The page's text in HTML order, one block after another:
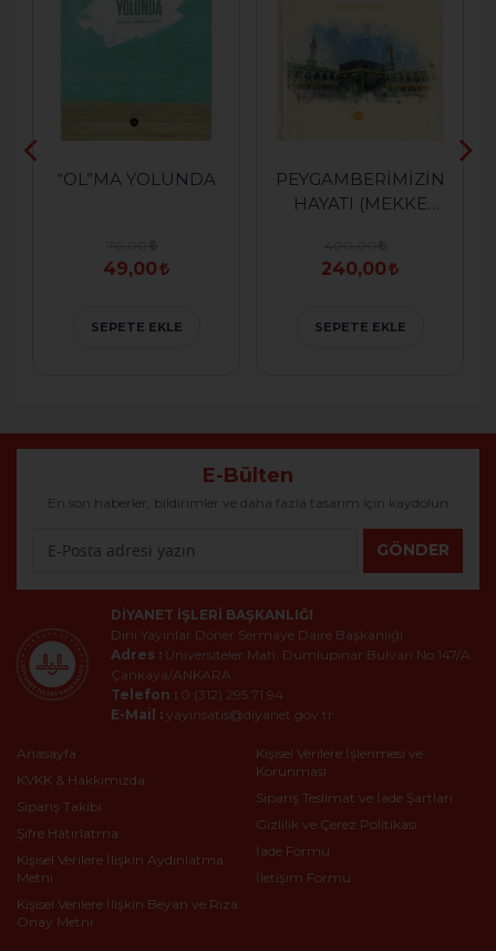
“OL”MA YOLUNDA
49,00
SEPETE EKLE
PEYGAMBERİMİZİN
HAYATI (MEKKE
240,00
SEPETE EKLE
E-Bülten
En son haberler, bildirimler ve daha fazla tasarım için kaydolun
GÖNDER
DIYANET İŞLERI BAŞKANLIĞI
Dini Yayınlar Döner Sermaye Daire Başkanlığı
Adres : Üniversiteler Mah. Dumlupınar Bulvarı No:147/A
Çankaya/ANKARA
Telefon : 0 (312) 295 71 94
E-Mail : yayinsatis@diyanet.gov.tr
Anasayfa
KVKK & Hakkımızda
Sipariş Takibi
Şifre Hatırlatma
Kişisel Verilere İlişkin Aydınlatma
Metni
Kişisel Verilere İlişkin Beyan ve Rıza
Onay Metni
Kişisel Verilere İşlenmesi ve
Korunması
Sipariş Teslimat ve İade Şartları
Gizlilik ve Çerez Politikası
İade Formu
İletişim Formu